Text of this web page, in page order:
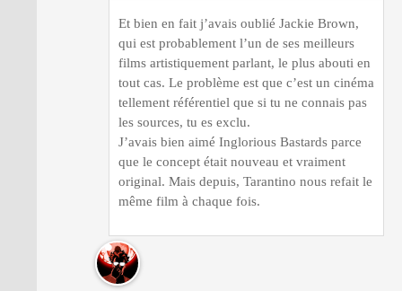
Et bien en fait j’avais oublié Jackie Brown,
qui est probablement l’un de ses meilleurs
films artistiquement parlant, le plus abouti en
tout cas. Le problème est que c’est un cinéma
tellement référentiel que si tu ne connais pas
les sources, tu es exclu.
J’avais bien aimé Inglorious Bastards parce
que le concept était nouveau et vraiment
original. Mais depuis, Tarantino nous refait le
même film à chaque fois.